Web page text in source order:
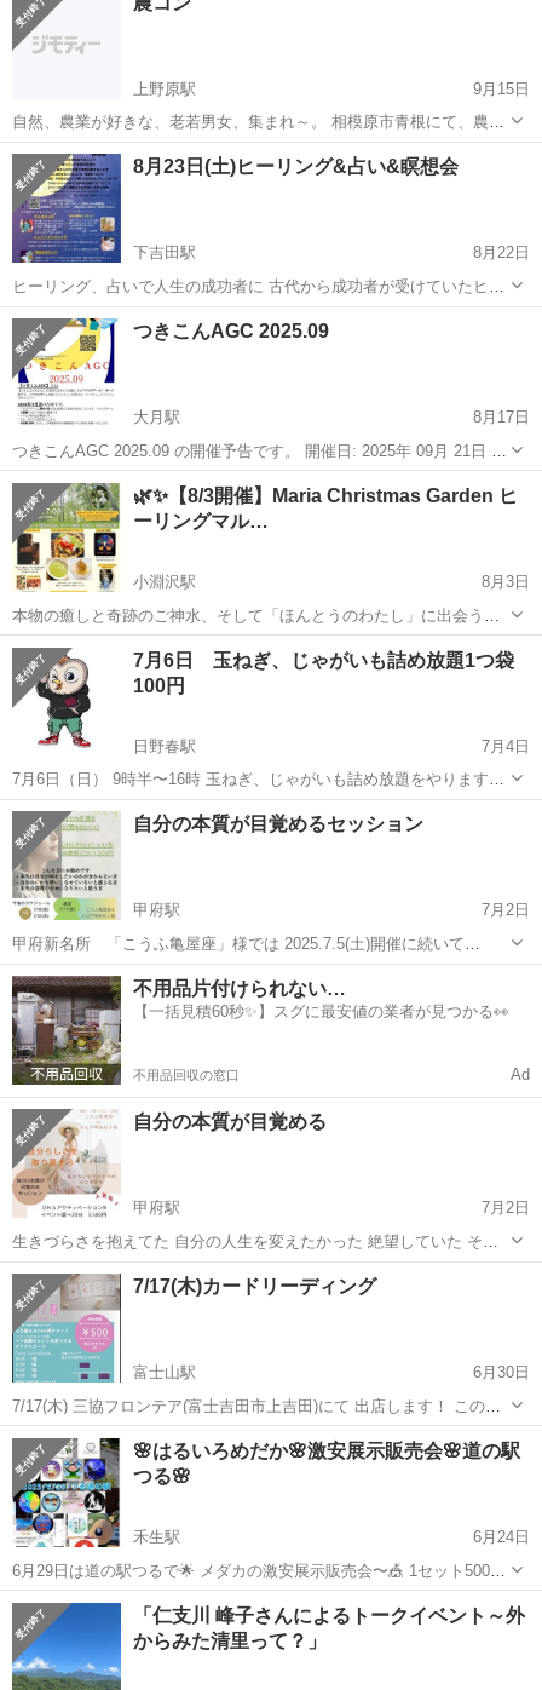
上野原駅
9月15日
自然、農業が好きな、老若男女、集まれ～。 相模原市青根にて、農業
栽培、収穫他、やっている仲間の集まりです。 今回は、10月4日15時
から、山梨県上野原市の民泊、小萩野（こはぎの)にて、BBQパーティ
ー、カラオケやります。会費...
山梨 上野原市 上野原駅 その他 老若男女
8月23日(土)ヒーリング&占い&瞑想会
下吉田駅
8月22日
ヒーリング、占いで人生の成功者に 古代から成功者が受けていたヒー
リング DNAアクティベーション®︎ 準備の出来た人にしか出逢えない
他人軸でなく 自分軸で生きていくための いわば車で言えばガソリンを
注入するもの 本...
山梨 富士吉田市
つきこんAGC 2025.09
大月駅
8月17日
つきこんAGC 2025.09 の開催予告です。 開催日: 2025年 09月 21日 会
場: 山梨県大月市市民会館 本会は、ボードゲーム、カードゲーム、
TRPGなどのアナログゲームを遊ぶ会です。ゲームの持ち込...
山梨 大月市 大月駅 その他
🌿✨【8/3開催】Maria Christmas Garden ヒ
ーリングマル…
小淵沢駅
8月3日
本物の癒しと奇跡のご神水、そして「ほんとうのわたし」に出会う日
曜日。 🕊日時：2025年8月3日（日）11:00〜17:00 📍場所：山梨県北
杜市大泉町（白いマリア様像のある森の家が目印） レインボーライン
から井富湖カラマ...
山梨 小淵沢駅 その他 かき氷
7月6日 玉ねぎ、じゃがいも詰め放題1つ袋
100円
日野春駅
7月4日
7月6日（日） 9時半〜16時 玉ねぎ、じゃがいも詰め放題をやります！
1袋100円 昨年に続き2回目の開催になります！ そのほか、 メダカ掬い
500円 メダカ販売300円〜 スーパーボール掬い300円 駄菓子販売 ヤギ
餌...
山梨 北杜市 日野春駅 その他 じゃがいも
自分の本質が目覚めるセッション
甲府駅
7月2日
甲府新名所 「こうふ亀屋座」様では 2025.7.5(土)開催に続いて
2025.7.11(金)、7.18(金)、31(木) 2025.8.15(金)、20(水)、27(水)、29(金)
訂正→8.13(水)は、別のイベン...
山梨 甲府市 甲府駅 その他
不用品片付けられない…
【一括見積60秒✨】スグに最安値の業者が見つかる👀
不用品回収の窓口 Ad
自分の本質が目覚める
甲府駅
7月2日
生きづらさを抱えてた 自分の人生を変えたかった 絶望していた それ
はもう過去のこと そう言える自分に驚いている 自分の人生のステージ
を変えたい方 お話ししませんか DNAアクティベーションのこと 形而
上学けいじじょうが...
山梨 甲府市 甲府駅 その他 レイキ
7/17(木)カードリーディング
富士山駅
6月30日
7/17(木) 三協フロンテア(富士吉田市上吉田)にて 出店します！ このイ
ベントは ▷夏休み前に整えておきたいママさん ▷副業や起業になんと
なく興味があるママさん 向けに行います☺️ もちろん、カードリーディ
ング好...
山梨 富士吉田市 富士山駅 その他 ママ
🌸はるいろめだか🌸激安展示販売会🌸道の駅
つる🌸
禾生駅
6月24日
6月29日は道の駅つるで︎🌟 メダカの激安展示販売会〜🎪 1セット500円
～2000円⸜( *´꒳`*)⸝ 1000円セットが大量です(*･ω･)*_ _)ﾍﾟｺﾘ エサ＆牡
蠣殻＆PSBも激安🥰 天気も良いみたいです☀ in...
山梨 都留市 禾生駅 その他 めだか
「仁支川 峰子さんによるトークイベント～外
からみた清里って？」